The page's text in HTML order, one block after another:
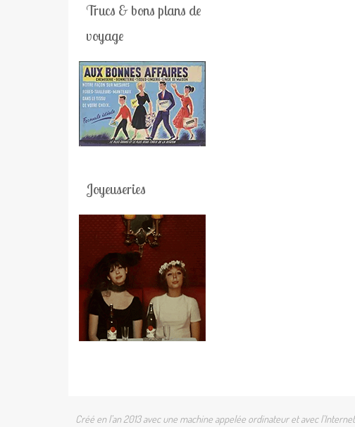
Trucs & bons plans de
voyage
Joyeuseries
Créé en l'an 2013 avec une machine appelée ordinateur et avec